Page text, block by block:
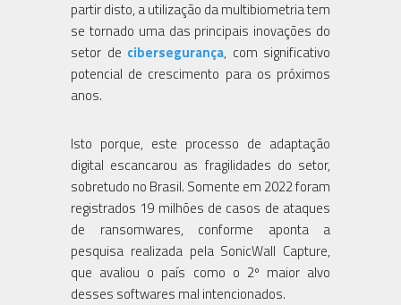
partir disto, a utilização da multibiometria tem
se tornado uma das principais inovações do
setor de cibersegurança, com significativo
potencial de crescimento para os próximos
anos.
Isto porque, este processo de adaptação
digital escancarou as fragilidades do setor,
sobretudo no Brasil. Somente em 2022 foram
registrados 19 milhões de casos de ataques
de ransomwares, conforme aponta a
pesquisa realizada pela SonicWall Capture,
que avaliou o país como o 2º maior alvo
desses softwares mal intencionados.